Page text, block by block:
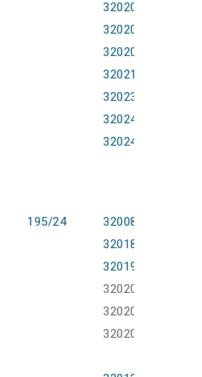
32020R0359
32020R0723
32020R2193
32021R2227
32023R0203
32024R1111
32024R2076
195/24
32008R1008,
32018R1139,
32019R0002,
32020R0696,
32020R2114,
32020R2115